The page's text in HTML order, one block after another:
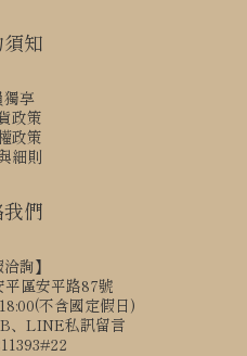
知
獨享
政策
政策
細則
們
洽詢】
區安平路87號
不含國定假日)
、LINE私訊留言